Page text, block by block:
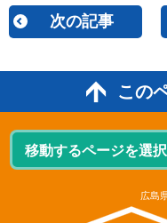
次の記事
この
広島